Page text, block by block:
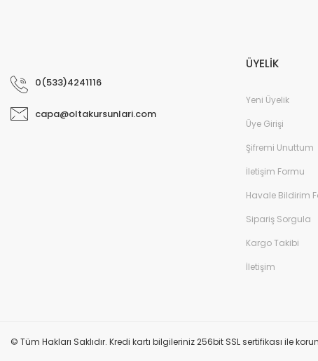
0(533)4241116
capa@oltakursunlari.com
ÜYELİK
Yeni Üyelik
Üye Girişi
Şifremi Unuttum
İletişim Formu
Havale Bildirim
Sipariş Sorgula
Kargo Takibi
İletişim
© Tüm Hakları Saklıdır. Kredi kartı bilgileriniz 256bit SSL sertifikası ile